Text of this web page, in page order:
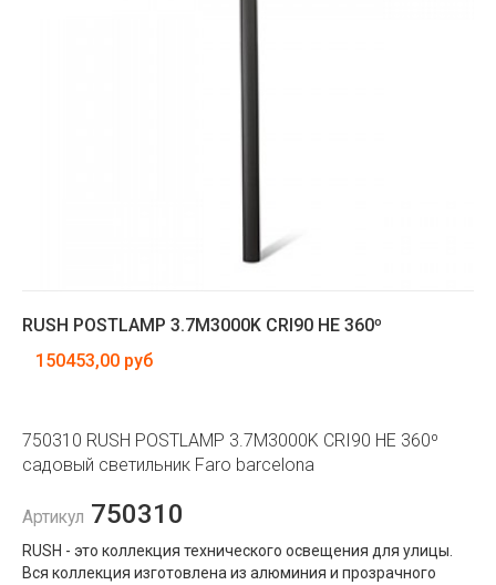
RUSH POSTLAMP 3.7M3000K CRI90 HE 360º
150453,00 руб
750310 RUSH POSTLAMP 3.7M3000K CRI90 HE 360º
садовый светильник Faro barcelona
Артикул 750310
RUSH - это коллекция технического освещения для улицы.
Вся коллекция изготовлена ​​из алюминия и прозрачного